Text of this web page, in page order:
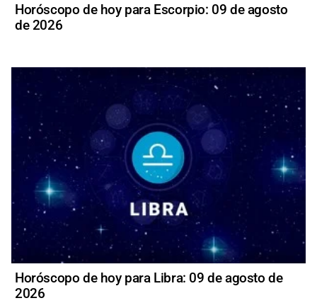
Horóscopo de hoy para Escorpio: 09 de agosto
de 2026
Horóscopo de hoy para Libra: 09 de agosto de
2026